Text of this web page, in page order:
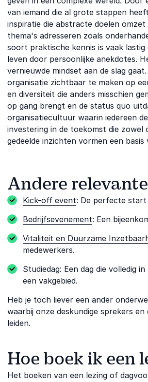
van iemand die al grote stappen
inspiratie die abstracte doelen
thema's adresseren zoals
soort praktische kennis is vaak
leven door persoonlijke anekdotes.
vernieuwde mindset aan de slag
organisatie zichtbaar te maken op
en diversiteit die anders misschien
op gang brengt en de status quo
organisatiecultuur waarin iedereen
investering in de toekomst die
gedeelde inzichten vormen een
Andere
Kick-off event: De perfecte
Bedrijfsevenement: Een
Vitaliteit en Duurzame
medewerkers.
Studiedag: Een dag die volledig
een vakgebied.
Heb je toch liever een ander
waarbij onze deskundige sprekers
leiden.
Hoe boek ik een
Het boeken van een lezing of